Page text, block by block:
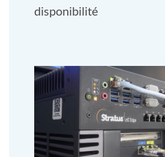
disponibilité